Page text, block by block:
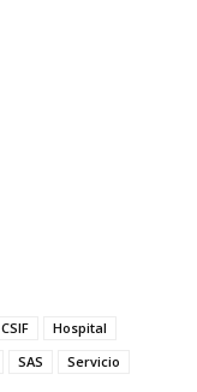
CSIF
Hospital
SAS Servicio